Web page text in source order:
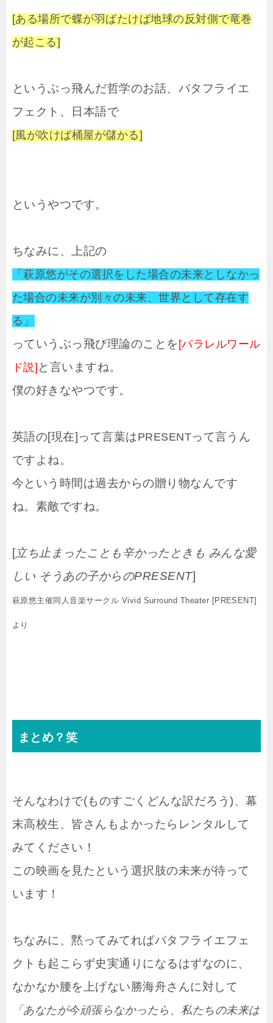
[ある場所で蝶が羽ばたけば地球の反対側で竜巻
が起こる]
というぶっ飛んだ哲学のお話、バタフライエ
フェクト、日本語で
[風が吹けば桶屋が儲かる]
というやつです。
ちなみに、上記の
「萩原悠がその選択をした場合の未来としなかっ
た場合の未来が別々の未来、世界として存在す
る」
っていうぶっ飛び理論のことを [パラレルワール
ド説] と言いますね。
僕の好きなやつです。
英語の[現在]って言葉は PRESENTって言うん
ですよね。
今という時間は過去からの贈り物なんです
ね。素敵ですね。
[立ち止まったことも辛かったときも みんな愛
しい そうあの子からのPRESENT]
萩原悠主催同人音楽サークル Vivid Surround Theater [PRESENT]
より
まとめ？笑
そんなわけで(ものすごくどんな訳だろう)、幕
末高校生、皆さんもよかったらレンタルして
みてください！
この映画を見たという選択肢の未来が待って
います！
ちなみに、黙ってみてればバタフライエフェ
クトも起こらず史実通りになるはずなのに、
なかなか腰を上げない勝海舟さんに対して
「あなたが今頑張らなかったら、私たちの未来は